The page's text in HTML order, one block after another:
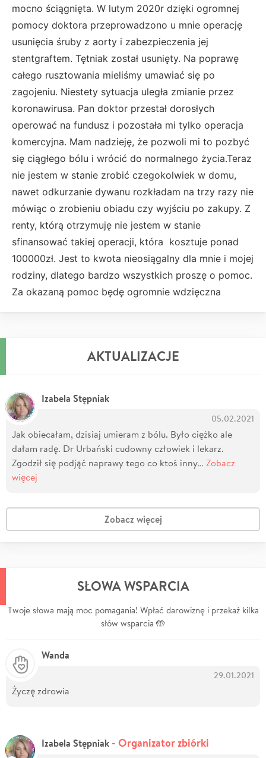
mocno ściągnięta. W lutym 2020r dzięki ogromnej
pomocy doktora przeprowadzono u mnie operację
usunięcia śruby z aorty i zabezpieczenia jej
stentgraftem. Tętniak został usunięty. Na poprawę
całego rusztowania mieliśmy umawiać się po
zagojeniu. Niestety sytuacja uległa zmianie przez
koronawirusa. Pan doktor przestał dorosłych
operować na fundusz i pozostała mi tylko operacja
komercyjna. Mam nadzieję, że pozwoli mi to pozbyć
się ciągłego bólu i wrócić do normalnego życia.Teraz
nie jestem w stanie zrobić czegokolwiek w domu,
nawet odkurzanie dywanu rozkładam na trzy razy nie
mówiąc o zrobieniu obiadu czy wyjściu po zakupy. Z
renty, którą otrzymuję nie jestem w stanie
sfinansować takiej operacji, która kosztuje ponad
100000zł. Jest to kwota nieosiągalny dla mnie i mojej
rodziny, dlatego bardzo wszystkich proszę o pomoc.
Za okazaną pomoc będę ogromnie wdzięczna
AKTUALIZACJE
Izabela Stępniak
05.02.2021
Jak obiecałam, dzisiaj umieram z bólu. Było ciężko ale
dałam radę. Dr Urbański cudowny człowiek i lekarz.
Zgodził się podjąć naprawy tego co ktoś inny… Zobacz
więcej
Zobacz więcej
SŁOWA WSPARCIA
Twoje słowa mają moc pomagania! Wpłać darowiznę i przekaż kilka
słów wsparcia 🤲
Wanda
29.01.2021
Życzę zdrowia
Izabela Stępniak - Organizator zbiórki